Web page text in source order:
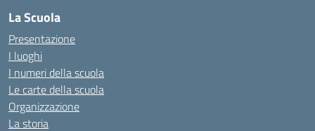
La Scuola
Presentazione
I luoghi
I numeri della scuola
Le carte della scuola
Organizzazione
La storia